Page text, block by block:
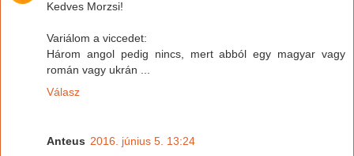
Kedves Morzsi!
Variálom a viccedet:
Három angol pedig nincs, mert abból egy magyar vagy
román vagy ukrán ...
Válasz
Anteus 2016. június 5. 13:24